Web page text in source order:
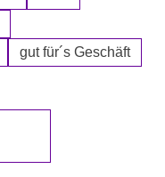
gut für´s Geschäft